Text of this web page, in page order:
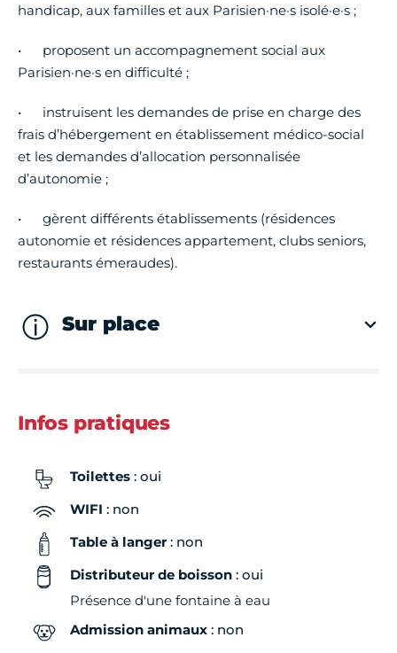
handicap, aux familles et aux Parisien·ne·s isolé·e·s ;
• proposent un accompagnement social aux
Parisien·ne·s en difficulté ;
• instruisent les demandes de prise en charge des
frais d’hébergement en établissement médico-social
et les demandes d’allocation personnalisée
d’autonomie ;
• gèrent différents établissements (résidences
autonomie et résidences appartement, clubs seniors,
restaurants émeraudes).
Sur place
Infos pratiques
Toilettes : oui
WIFI : non
Table à langer: non
Distributeur de boisson : oui
Présence d'une fontaine à eau
Admission animaux : non